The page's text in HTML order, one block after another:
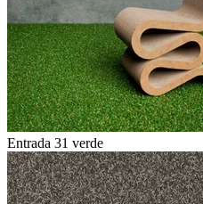
Entrada 31 verde